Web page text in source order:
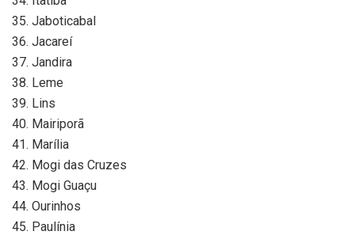
35. Jaboticabal
36. Jacareí
37. Jandira
38. Leme
39. Lins
40. Mairiporã
41. Marília
42. Mogi das Cruzes
43. Mogi Guaçu
44. Ourinhos
45. Paulínia